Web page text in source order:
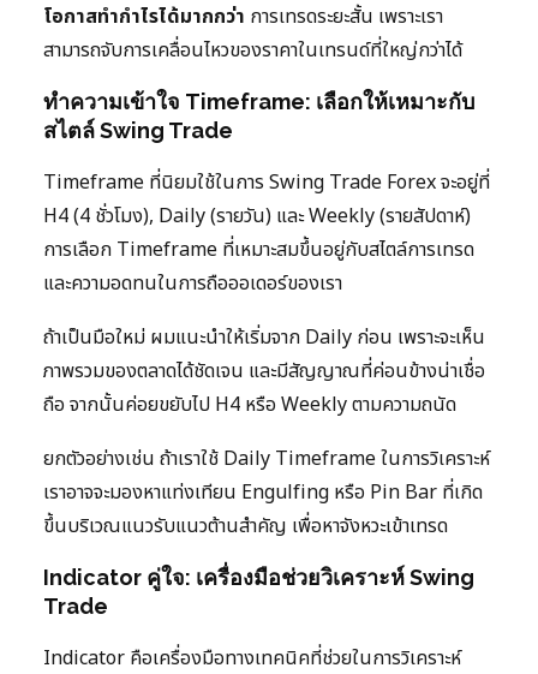
โอกาสทำกำไรได้มากกว่า การเทรดระยะสั้น เพราะเรา
สามารถจับการเคลื่อนไหวของราคาในเทรนด์ที่ใหญ่กว่าได้
ทำความเข้าใจ Timeframe: เลือกให้เหมาะกับ
สไตล์ Swing Trade
Timeframe ที่นิยมใช้ในการ Swing Trade Forex จะอยู่ที่
H4 (4 ชั่วโมง), Daily (รายวัน) และ Weekly (รายสัปดาห์)
การเลือก Timeframe ที่เหมาะสมขึ้นอยู่กับสไตล์การเทรด
และความอดทนในการถือออเดอร์ของเรา
ถ้าเป็นมือใหม่ ผมแนะนำให้เริ่มจาก Daily ก่อน เพราะจะเห็น
ภาพรวมของตลาดได้ชัดเจน และมีสัญญาณที่ค่อนข้างน่าเชื่อ
ถือ จากนั้นค่อยขยับไป H4 หรือ Weekly ตามความถนัด
ยกตัวอย่างเช่น ถ้าเราใช้ Daily Timeframe ในการวิเคราะห์
เราอาจจะมองหาแท่งเทียน Engulfing หรือ Pin Bar ที่เกิด
ขึ้นบริเวณแนวรับแนวต้านสำคัญ เพื่อหาจังหวะเข้าเทรด
Indicator คู่ใจ: เครื่องมือช่วยวิเคราะห์ Swing
Trade
Indicator คือเครื่องมือทางเทคนิคที่ช่วยในการวิเคราะห์